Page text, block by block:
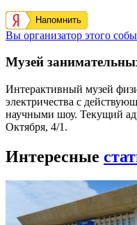
Напомнить
Вы организатор этого
Музей
Интерактивный музей
электричества с
научными шоу. Текущий
Октября, 4/1.
Интересные